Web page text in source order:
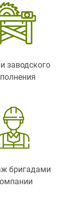
заводского
бригадами